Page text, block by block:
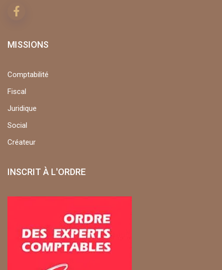
MISSIONS
Comptabilité
Fiscal
Juridique
Social
Créateur
INSCRIT À L'ORDRE